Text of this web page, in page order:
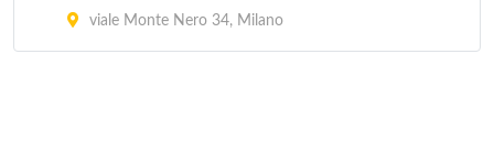
viale Monte Nero 34, Milano